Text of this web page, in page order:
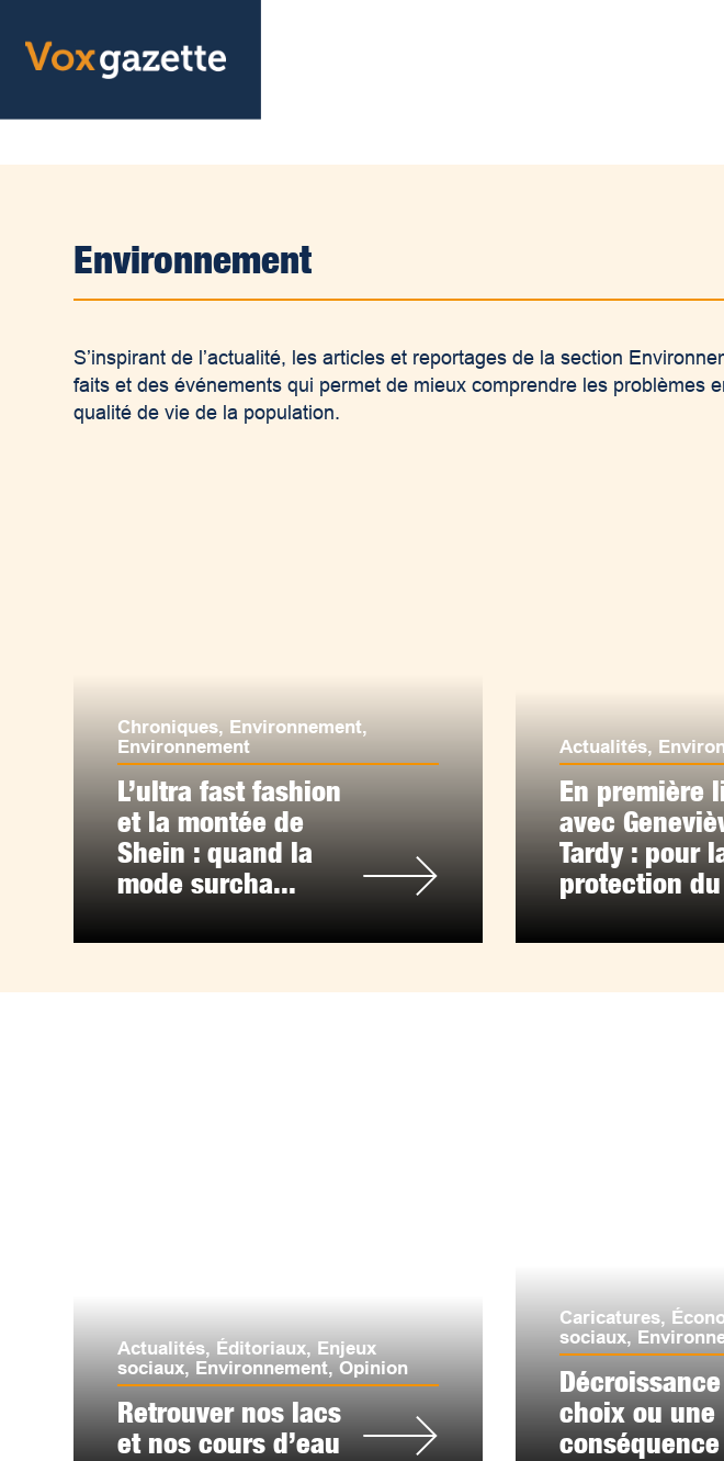
Environnement
S’inspirant de l’actualité, les articles et reportages de la section
faits et des événements qui permet de mieux comprendre les problèmes
qualité de vie de la population.
Chroniques, Environnement,
Environnement
L’ultra fast fashion
et la montée de
Shein : quand la
mode surcha...
Actualités,
En première
avec
Tardy : pour
protection
Actualités, Éditoriaux, Enjeux
sociaux, Environnement,Opinion
Retrouver nos lacs
et nos cours d’eau
Caricatures,
sociaux,
choix ou une
conséquence